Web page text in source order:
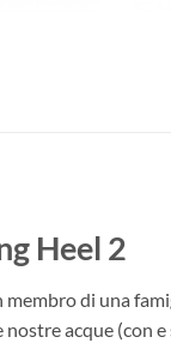
Heel 2
membro di una
acque (con